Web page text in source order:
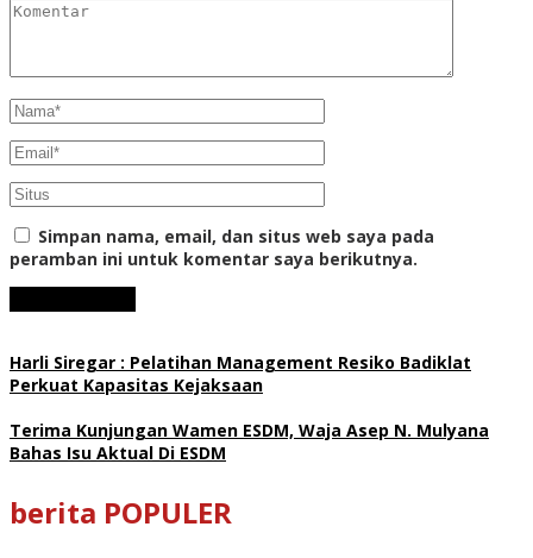
Simpan nama, email, dan situs web saya pada
peramban ini untuk komentar saya berikutnya.
Harli Siregar : Pelatihan Management Resiko Badiklat
Perkuat Kapasitas Kejaksaan
Terima Kunjungan Wamen ESDM, Waja Asep N. Mulyana
Bahas Isu Aktual Di ESDM
berita POPULER